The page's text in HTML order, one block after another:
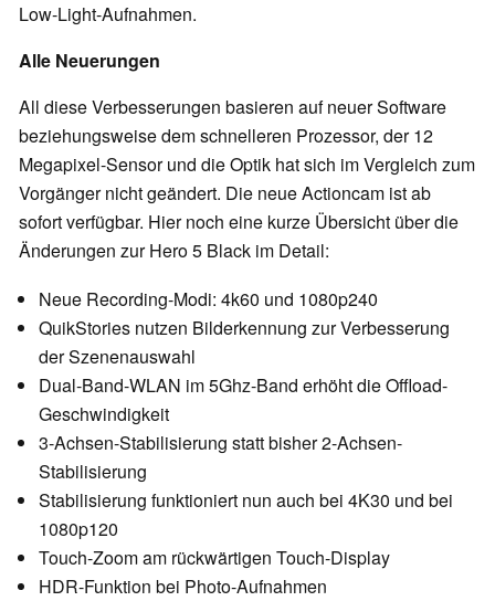
Low-Light-Aufnahmen.
Alle Neuerungen
All diese Verbesserungen basieren auf neuer Software
beziehungsweise dem schnelleren Prozessor, der 12
Megapixel-Sensor und die Optik hat sich im Vergleich zum
Vorgänger nicht geändert. Die neue Actioncam ist ab
sofort verfügbar. Hier noch eine kurze Übersicht über die
Änderungen zur Hero 5 Black im Detail:
Neue Recording-Modi: 4k60 und 1080p240
QuikStories nutzen Bilderkennung zur Verbesserung
der Szenenauswahl
Dual-Band-WLAN im 5Ghz-Band erhöht die Offload-
Geschwindigkeit
3-Achsen-Stabilisierung statt bisher 2-Achsen-
Stabilisierung
Stabilisierung funktioniert nun auch bei 4K30 und bei
1080p120
Touch-Zoom am rückwärtigen Touch-Display
HDR-Funktion bei Photo-Aufnahmen